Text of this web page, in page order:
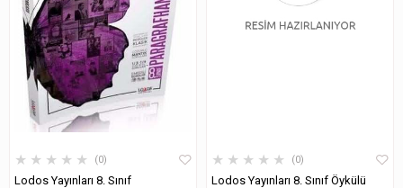
★ ★ ★ ★ ★ 0
Lodos Yayınları 8. Sınıf
★ ★ ★ ★ ★ 0
Lodos Yayınları 8. Sınıf Öykülü